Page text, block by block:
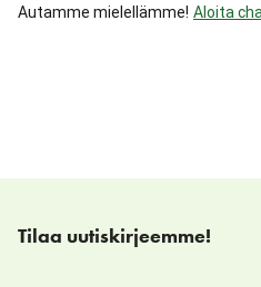
Autamme mielellämme! Aloita
Tilaa uutiskirjeemme!